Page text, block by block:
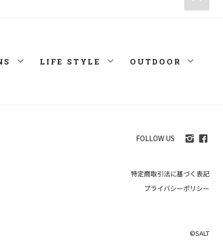
LIFE STYLE OUTDOOR
FOLLOW US
特定商取引法に基づく表記
プライバシーポリシー
©SALT